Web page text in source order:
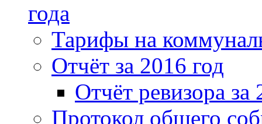
года
Тарифы на
Отчёт за 2016 год
Отчёт ревизора за
Протокол общего